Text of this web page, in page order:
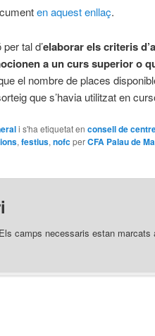
en aquest enllaç.
tal d’elaborar els criteris
a un curs superior o
el nombre de places
que s’havia utilitzat en
i s'ha etiquetat en consell de
, festius, nofcperCFA Palau de
camps necessaris estan marcats